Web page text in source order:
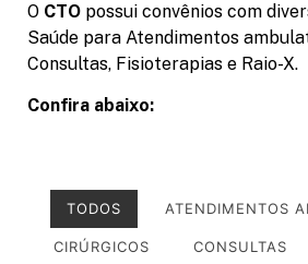
O CTO possui convênios com
Saúde para Atendimentos
Consultas, Fisioterapias e Raio-X.
Confira abaixo:
TODOS ATENDIMENTOS
CIRÚRGICOS CONSULTAS